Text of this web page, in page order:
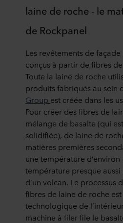
laine de roche - le
de Rockpanel
Les revêtements de
conçus à partir de fibres
Toute la laine de roche
produits fabriqués au sein
Group est créée dans les
Pour créer des fibres de
mélange de basalte (qui
solidifiée), de laine de
matières premières
une température d’environ
température presque
d’un volcan. Le processus
fibres de laine de roche
technologique de
machine à filer file le